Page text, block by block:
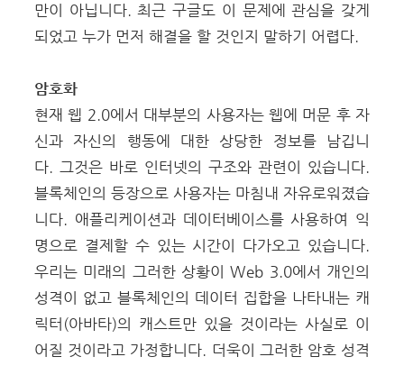
만이 아닙니다. 최근 구글도 이 문제에 관심을 갖게
되었고 누가 먼저 해결을 할 것인지 말하기 어렵다.
암호화
현재 웹 2.0에서 대부분의 사용자는 웹에 머문 후 자
신과 자신의 행동에 대한 상당한 정보를 남깁니
다. 그것은 바로 인터넷의 구조와 관련이 있습니다.
블록체인의 등장으로 사용자는 마침내 자유로워졌습
니다. 애플리케이션과 데이터베이스를 사용하여 익
명으로 결제할 수 있는 시간이 다가오고 있습니다.
우리는 미래의 그러한 상황이 Web 3.0에서 개인의
성격이 없고 블록체인의 데이터 집합을 나타내는 캐
릭터(아바타)의 캐스트만 있을 것이라는 사실로 이
어질 것이라고 가정합니다. 더욱이 그러한 암호 성격